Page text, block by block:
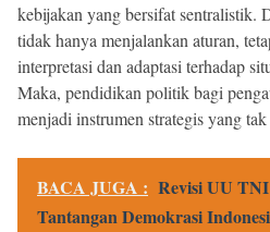
kebijakan yang bersifat sentralistik.
tidak hanya menjalankan aturan,
interpretasi dan adaptasi terhadap
Maka, pendidikan politik bagi
menjadi instrumen strategis yang
BACA JUGA : Revisi UU
Tantangan Demokrasi